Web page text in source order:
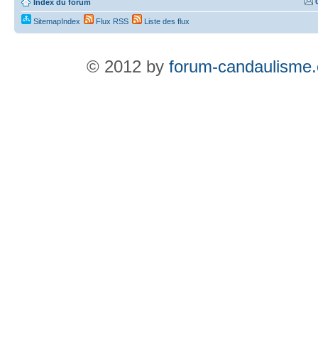
Index du forum
SitemapIndex Flux RSS Liste des flux
© 2012 by forum-